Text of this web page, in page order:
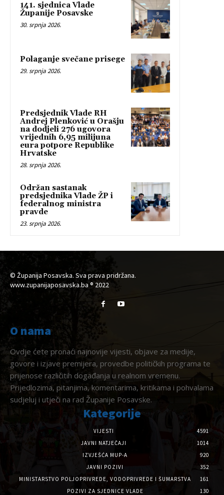
141. sjednica Vlade
Županije Posavske
30. srpnja 2026.
Polaganje svečane prisege
29. srpnja 2026.
Predsjednik Vlade RH
Andrej Plenković u Orašju
na dodjeli 276 ugovora
vrijednih 6,95 milijuna
eura potpore Republike
Hrvatske
28. srpnja 2026.
Održan sastanak
predsjednika Vlade ŽP i
federalnog ministra
pravde
23. srpnja 2026.
© Županija Posavska. Sva prava pridržana.
www.zupanijaposavska.ba ® 2022
O nama
Ovdje ćete pronaći najnovije vijesti, objave za medije,
govore i izjave premijera, provedbe političkih programa te
prijenose različitih događanja u realnom vremenu.
Prijedlozima, pitanjima, komentarima, kritikama i pohvalama
sudjeluj i utječi na rad Županije Posavske.
Kategorije
VIJESTI
4591
JAVNI NATJEČAJI
1014
IZVJEŠĆA MUP-A
920
JAVNI POZIVI
352
MINISTARSTVO POLJOPRIVREDE, VODOPRIVREDE I ŠUMARSTVA
161
POZIVI ZA SJEDNICE VLADE
130